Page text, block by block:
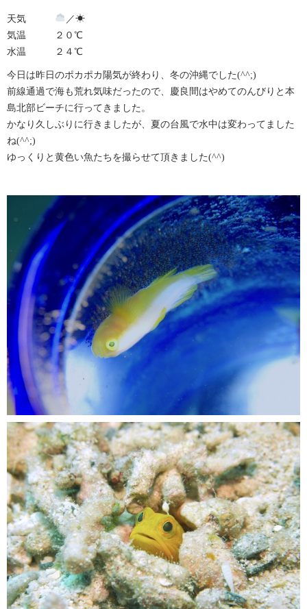
天気
／☀︎
気温 ２０℃
水温 ２４℃
今日は昨日のポカポカ陽気が終わり、冬の沖縄でした(^^;)
前線通過で海も荒れ気味だったので、慶良間はやめてのんびりと本
島北部ビーチに行ってきました。
かなり久しぶりに行きましたが、夏の台風で水中は変わってました
ね(^^;)
ゆっくりと黄色い魚たちを撮らせて頂きました(^^)